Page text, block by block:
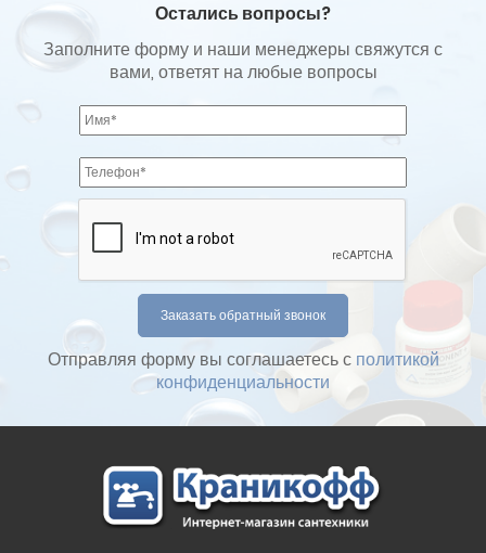
Остались вопросы?
Заполните форму и наши менеджеры свяжутся с
вами, ответят на любые вопросы
Отправляя форму вы соглашаетесь с политикой
конфиденциальности